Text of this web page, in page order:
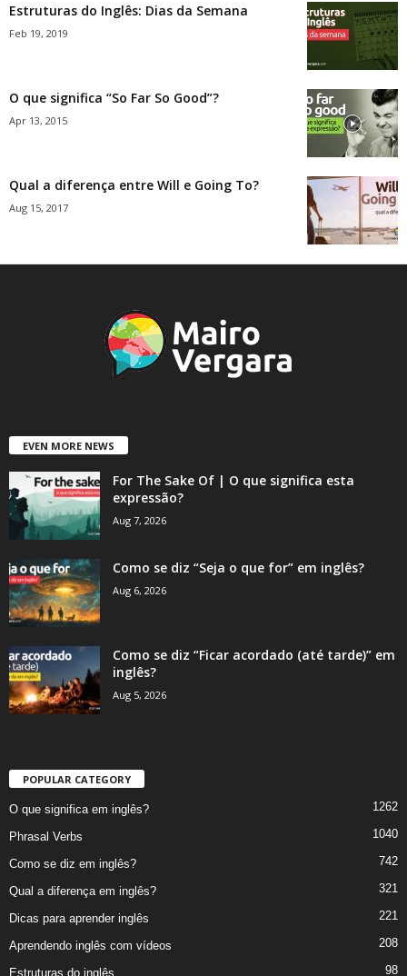
Estruturas do Inglês: Dias da Semana
Feb 19, 2019
O que significa “So Far So Good”?
Apr 13, 2015
Qual a diferença entre Will e Going To?
Aug 15, 2017
EVEN MORE NEWS
For The Sake Of | O que significa esta
expressão?
Aug 7, 2026
Como se diz “Seja o que for” em inglês?
Aug 6, 2026
Como se diz “Ficar acordado (até tarde)” em
inglês?
Aug 5, 2026
POPULAR CATEGORY
O que significa em inglês? 1262
Phrasal Verbs 1040
Como se diz em inglês? 742
Qual a diferença em inglês? 321
Dicas para aprender inglês 221
Aprendendo inglês com vídeos 208
Estruturas do inglês 98